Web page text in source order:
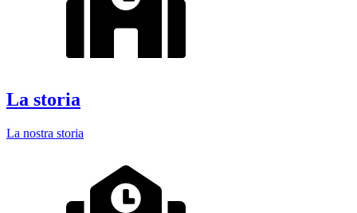
La storia
La nostra storia